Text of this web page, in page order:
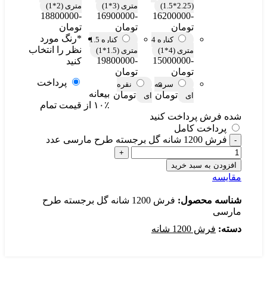
(2.25*1.5)
-16200000
تومان
متری (3*1)
-16900000
تومان
متری (2*1)
-18800000
تومان
کناره 4
متری (4*1)
-15000000
تومان
کناره 1.5
متری (1.5*1)
-19800000
تومان
*رنگ مورد
نظر را انتخاب
کنید
سرمه
ای
تومان
نقره
ای
تومان
پرداخت
بیعانه
۱۰٪ از قیمت تمام
شده فرش پرداخت کنید
پرداخت کامل
فرش 1200 شانه گل برجسته طرح مارسی عدد
افزودن به سبد خرید
مقایسه
شناسه محصول:
فرش 1200 شانه گل برجسته طرح
مارسی
دسته: فرش 1200 شانه